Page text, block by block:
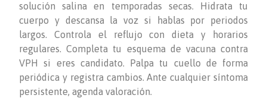
solución salina en temporadas secas. Hidrata tu
cuerpo y descansa la voz si hablas por periodos
largos. Controla el reflujo con dieta y horarios
regulares. Completa tu esquema de vacuna contra
VPH si eres candidato. Palpa tu cuello de forma
periódica y registra cambios. Ante cualquier síntoma
persistente, agenda valoración.